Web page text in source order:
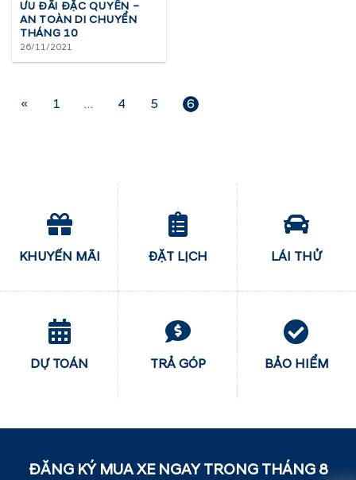
ƯU ĐÃI ĐẶC QUYỀN –
AN TOÀN DI CHUYỂN
THÁNG 10
26/11/2021
« 1 … 4 5 6
KHUYẾN MÃI ĐẶT LỊCH LÁI THỬ
DỰ TOÁN TRẢ GÓP BẢO HIỂM
ĐĂNG KÝ MUA XE NGAY TRONG THÁNG 8